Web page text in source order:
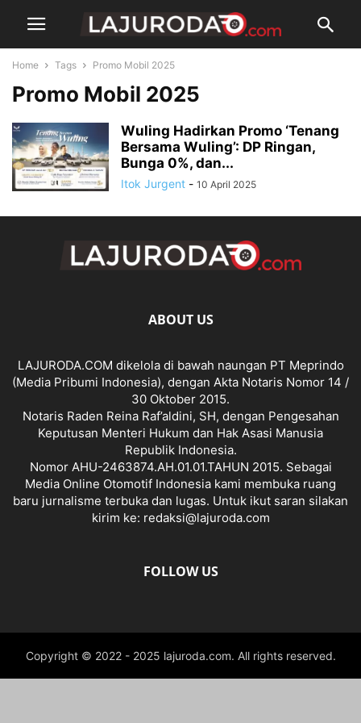
Home Tags Promo Mobil 2025
Promo Mobil 2025
Wuling Hadirkan Promo ‘Tenang
Bersama Wuling’: DP Ringan,
Bunga 0%, dan...
Itok Jurgent - 10 April 2025
ABOUT US
LAJURODA.COM dikelola di bawah naungan PT Meprindo
(Media Pribumi Indonesia), dengan Akta Notaris Nomor 14 /
30 Oktober 2015.
Notaris Raden Reina Raf’aldini, SH, dengan Pengesahan
Keputusan Menteri Hukum dan Hak Asasi Manusia
Republik Indonesia.
Nomor AHU-2463874.AH.01.01.TAHUN 2015. Sebagai
Media Online Otomotif Indonesia kami membuka ruang
baru jurnalisme terbuka dan lugas. Untuk ikut saran silakan
kirim ke: redaksi@lajuroda.com
FOLLOW US
Copyright © 2022 - 2025 lajuroda.com. All rights reserved.